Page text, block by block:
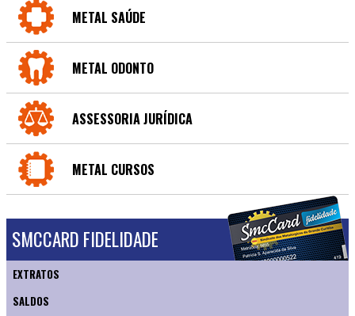
METAL SAÚDE
METAL ODONTO
ASSESSORIA JURÍDICA
METAL CURSOS
SMCCARD FIDELIDADE
EXTRATOS
SALDOS